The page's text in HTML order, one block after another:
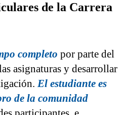
de la Carrera
completo por parte del
asignaturas y desarrollar
El estudiante es
de la comunidad